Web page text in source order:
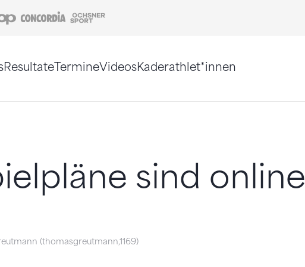
Coop Concordia
ResultateTermineVideosKaderathlet*innen
sind online
(thomasgreutmann,1169)